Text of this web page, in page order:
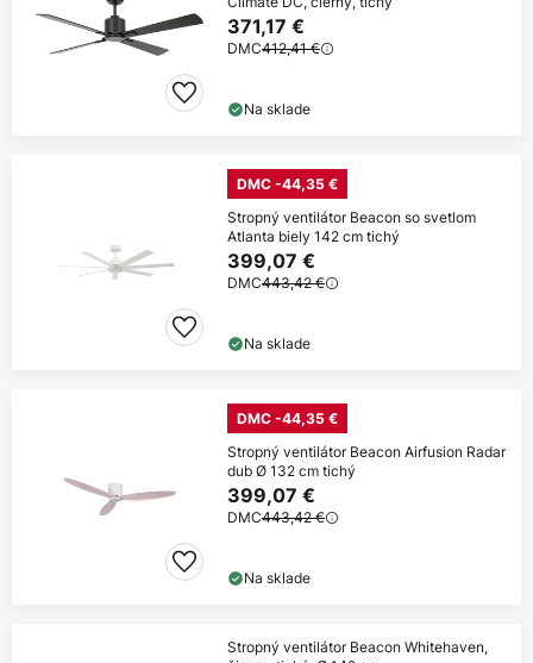
371,17 €
DMC412,41 €
Na sklade
DMC -44,35 €
Stropný ventilátor Beacon so svetlom
Atlanta biely 142 cm tichý
399,07 €
DMC443,42 €
Na sklade
DMC -44,35 €
Stropný ventilátor Beacon Airfusion Radar
dub Ø 132 cm tichý
399,07 €
DMC443,42 €
Na sklade
Stropný ventilátor Beacon Whitehaven,